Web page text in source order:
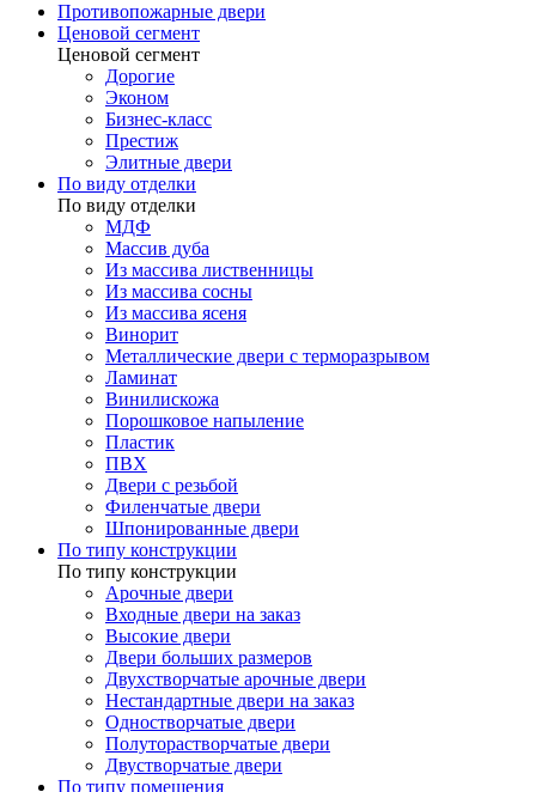
Противопожарные двери
Ценовой сегмент
Ценовой сегмент
Дорогие
Эконом
Бизнес-класс
Престиж
Элитные двери
По виду отделки
По виду отделки
МДФ
Массив дуба
Из массива лиственницы
Из массива сосны
Из массива ясеня
Винорит
Металлические двери с терморазрывом
Ламинат
Винилискожа
Порошковое напыление
Пластик
ПВХ
Двери с резьбой
Филенчатые двери
Шпонированные двери
По типу конструкции
По типу конструкции
Арочные двери
Входные двери на заказ
Высокие двери
Двери больших размеров
Двухстворчатые арочные двери
Нестандартные двери на заказ
Одностворчатые двери
Полуторастворчатые двери
Двустворчатые двери
По типу помещения